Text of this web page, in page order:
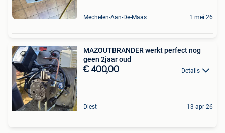
Mechelen-Aan-De-Maas 1 mei 26
MAZOUTBRANDER werkt perfect nog
geen 2jaar oud
€ 400,00 Details
Diest 13 apr 26